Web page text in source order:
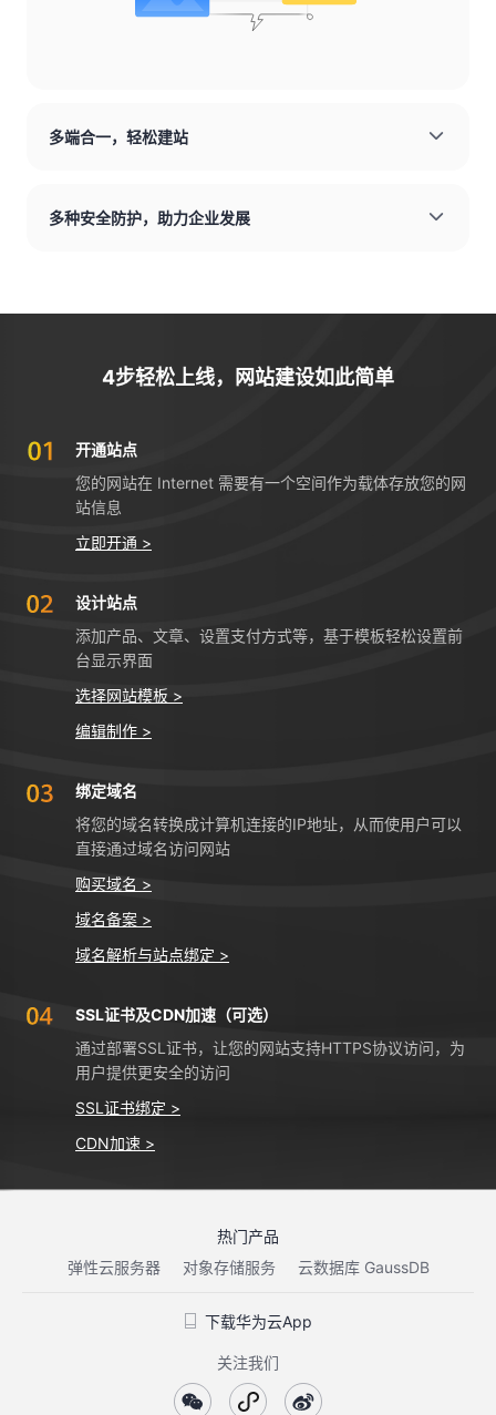
多端合一，轻松建站
多种安全防护，助力企业发展
4步轻松上线，网站建设如此简单
开通站点
您的网站在 Internet 需要有一个空间作为载体存放您的网
站信息
立即开通 >
设计站点
添加产品、文章、设置支付方式等，基于模板轻松设置前
台显示界面
选择网站模板 >
编辑制作 >
绑定域名
将您的域名转换成计算机连接的IP地址，从而使用户可以
直接通过域名访问网站
购买域名 >
域名备案 >
域名解析与站点绑定 >
SSL证书及CDN加速（可选）
通过部署SSL证书，让您的网站支持HTTPS协议访问，为
用户提供更安全的访问
SSL证书绑定 >
CDN加速 >
热门产品
弹性云服务器
对象存储服务 云数据库 GaussDB
下载华为云App
关注我们